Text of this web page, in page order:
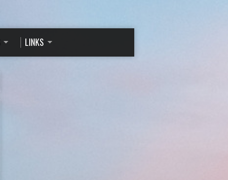
LINKS